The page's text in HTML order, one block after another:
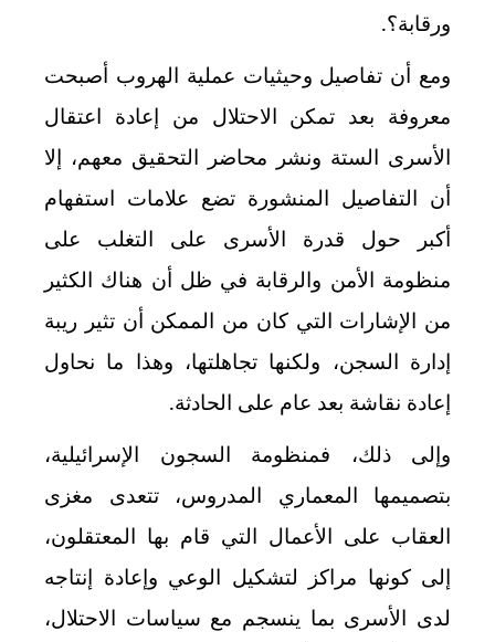
ورقابة؟.
ومع أن تفاصيل وحيثيات عملية الهروب أصبحت
معروفة بعد تمكن الاحتلال من إعادة اعتقال
الأسرى الستة ونشر محاضر التحقيق معهم، إلا
أن التفاصيل المنشورة تضع علامات استفهام
أكبر حول قدرة الأسرى على التغلب على
منظومة الأمن والرقابة في ظل أن هناك الكثير
من الإشارات التي كان من الممكن أن تثير ريبة
إدارة السجن، ولكنها تجاهلتها، وهذا ما نحاول
إعادة نقاشة بعد عام على الحادثة.
وإلى ذلك، فمنظومة السجون الإسرائيلية،
بتصميمها المعماري المدروس، تتعدى مغزى
العقاب على الأعمال التي قام بها المعتقلون،
إلى كونها مراكز لتشكيل الوعي وإعادة إنتاجه
لدى الأسرى بما ينسجم مع سياسات الاحتلال،